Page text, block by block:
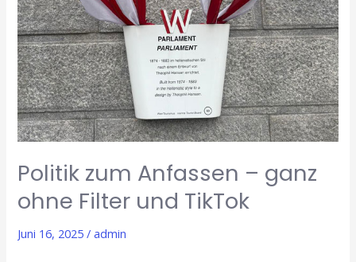
Politik zum Anfassen – ganz
ohne Filter und TikTok
Juni 16, 2025/admin
zum
Anfassen
–
ganz
ohne
Filter
und
TikTok